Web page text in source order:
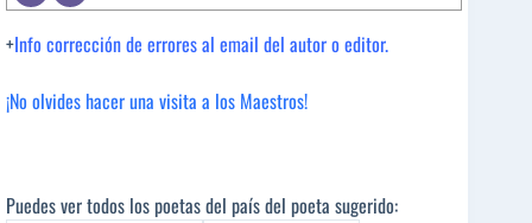
+Info corrección de errores al email del autor o editor.
¡No olvides hacer una visita a los Maestros!
Puedes ver todos los poetas del país del poeta sugerido: